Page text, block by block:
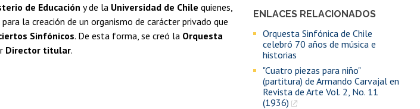
ENLACES RELACIONADOS
Orquesta Sinfónica de Chile
celebró 70 años de música e
historias
"Cuatro piezas para niño"
(partitura) de Armando Carvajal en
Revista de Arte Vol. 2, No. 11
(1936)
de Educación y de la Universidad de Chile quienes,
la creación de un organismo de carácter privado que
Sinfónicos. De esta forma, se creó la Orquesta
Director titular.